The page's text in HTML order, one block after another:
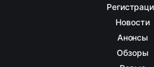
Новости
Анонсы
Обзоры